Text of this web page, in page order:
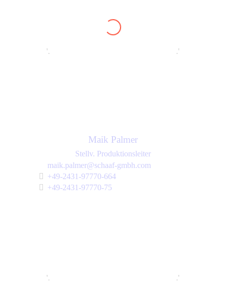
'. .'
Maik Palmer
Stellv. Produktionsleiter
maik.palmer@schaaf-gmbh.com
+49-2431-97770-664
+49-2431-97770-75
'. .'